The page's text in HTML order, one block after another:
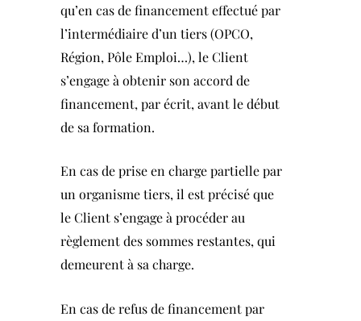
qu’en cas de financement effectué par
l’intermédiaire d’un tiers (OPCO,
Région, Pôle Emploi…), le Client
s’engage à obtenir son accord de
financement, par écrit, avant le début
de sa formation.
En cas de prise en charge partielle par
un organisme tiers, il est précisé que
le Client s’engage à procéder au
règlement des sommes restantes, qui
demeurent à sa charge.
En cas de refus de financement par